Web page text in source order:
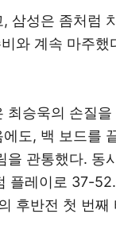
삼성은 좀처럼
와 계속 마주했
최승욱의 손질
도, 백 보드를
을 관통했다. 동
플레이로 37-
후반전 첫 번째